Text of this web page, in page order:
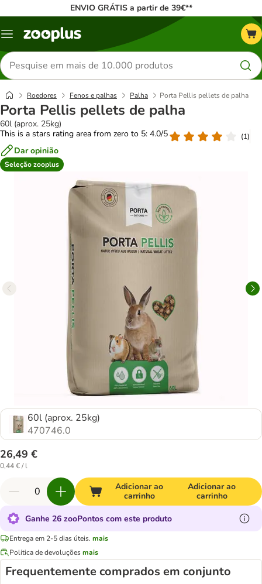
ENVIO GRÁTIS a partir de 39€**
Menu
Pesquisar
produtos
Roedores Fenos e palhas Palha Porta Pellis pellets de palha
Porta Pellis pellets de palha
60l (aprox. 25kg)
This is a stars rating area from zero to 5: 4.0/5
(1)
Dar opinião
Seleção zooplus
60l (aprox. 25kg)
470746.0
26,49 €
0,44 € / l
Adicionar ao
carrinho
Adicionar ao
carrinho
Ganhe 26 zooPontos com este produto
Entrega em 2-5 dias úteis. mais
Política de devoluçõesmais
Frequentemente comprados em conjunto